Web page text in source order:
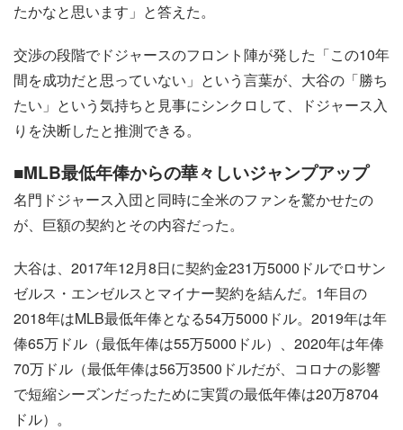
たかなと思います」と答えた。
交渉の段階でドジャースのフロント陣が発した「この10年
間を成功だと思っていない」という言葉が、大谷の「勝ち
たい」という気持ちと見事にシンクロして、ドジャース入
りを決断したと推測できる。
■MLB最低年俸からの華々しいジャンプアップ
名門ドジャース入団と同時に全米のファンを驚かせたの
が、巨額の契約とその内容だった。
大谷は、2017年12月8日に契約金231万5000ドルでロサン
ゼルス・エンゼルスとマイナー契約を結んだ。1年目の
2018年はMLB最低年俸となる54万5000ドル。2019年は年
俸65万ドル（最低年俸は55万5000ドル）、2020年は年俸
70万ドル（最低年俸は56万3500ドルだが、コロナの影響
で短縮シーズンだったために実質の最低年俸は20万8704
ドル）。